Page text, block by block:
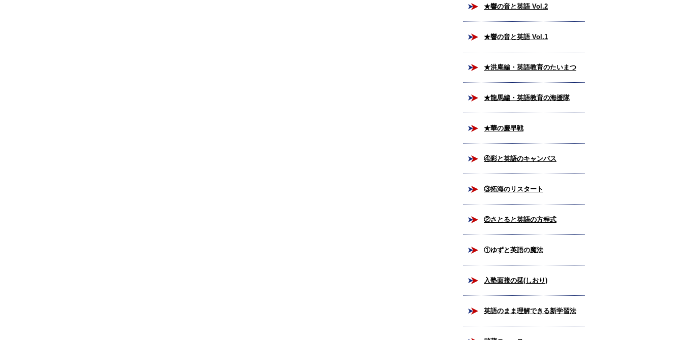
★響の音と英語 Vol.2
★響の音と英語 Vol.1
★洪庵編・英語教育のたいまつ
★龍馬編・英語教育の海援隊
★華の慶早戦
④彩と英語のキャンバス
③拓海のリスタート
②さとると英語の方程式
①ゆずと英語の魔法
入塾面接の栞(しおり)
英語のまま理解できる新学習法